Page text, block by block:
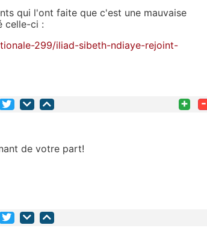
qui l'ont faite que c'est une mauvaise
celle-ci :
299/iliad-sibeth-ndiaye-rejoint-
+ -
de votre part!